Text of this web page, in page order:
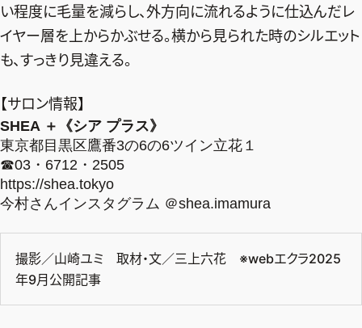
い程度に毛量を減らし、外方向に流れるように仕込んだレ
イヤー層を上からかぶせる。横から見られた時のシルエット
も、すっきり見違える。
【サロン情報】
SHEA ＋《シア プラス》
東京都目黒区鷹番3の6の6ツイン立花１
☎︎03・6712・2505
https://shea.tokyo
今村さんインスタグラム ＠shea.imamura
撮影／山崎ユミ 取材・文／三上六花 ※webエクラ2025
年9月公開記事